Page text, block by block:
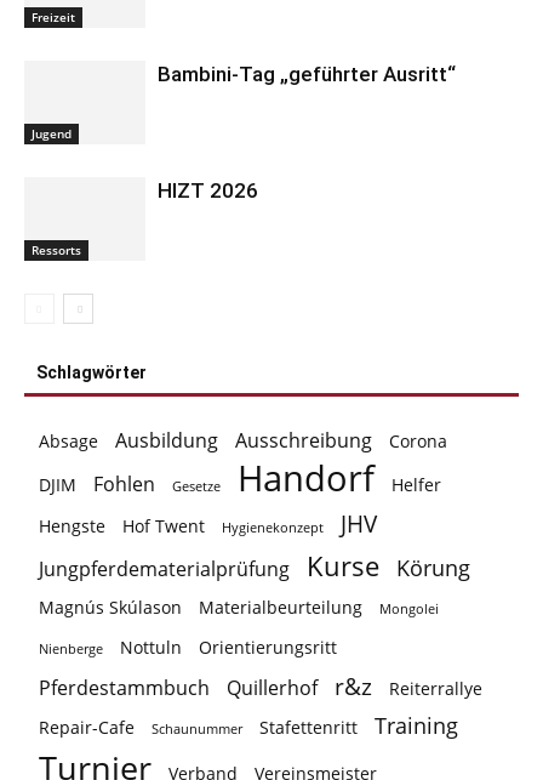
Freizeit
Jugend
Bambini-Tag „geführter Ausritt“
Ressorts
HIZT 2026
Schlagwörter
Absage Ausbildung Ausschreibung
Corona
DJIM
Fohlen Gesetze Handorf
Helfer
Hengste
Hof Twent Hygienekonzept JHV
Jungpferdematerialprüfung Kurse Körung
Magnús Skúlason Materialbeurteilung Mongolei
Nienberge Nottuln Orientierungsritt
Pferdestammbuch Quillerhof r&z
Reiterrallye
Repair-Cafe
Schaunummer Stafettenritt Training
Turnier Verband Vereinsmeister